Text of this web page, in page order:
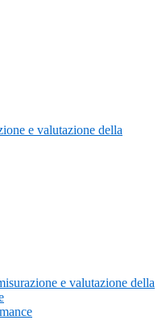
e valutazione della
e valutazione della